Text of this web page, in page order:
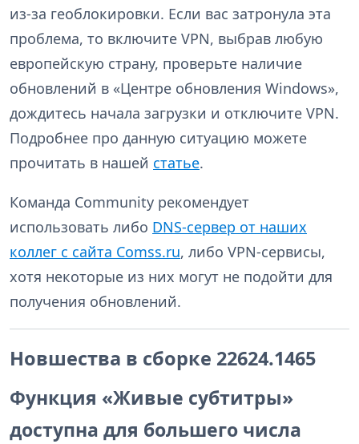
из-за геоблокировки. Если вас затронула эта
проблема, то включите VPN, выбрав любую
европейскую страну, проверьте наличие
обновлений в «Центре обновления Windows»,
дождитесь начала загрузки и отключите VPN.
Подробнее про данную ситуацию можете
прочитать в нашей статье.
Команда Community рекомендует
использовать либо DNS-сервер от наших
коллег с сайта Comss.ru, либо VPN-сервисы,
хотя некоторые из них могут не подойти для
получения обновлений.
Новшества в сборке 22624.1465
Функция «Живые субтитры»
доступна для большего числа